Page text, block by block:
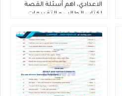
الاعدادي، اهم أسئلة القصة
لكتاب الطالب و التقييمات
كتاب فايف ستارز